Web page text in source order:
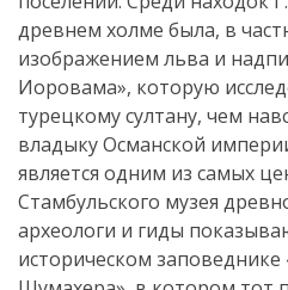
древнем холме была, в
изображением льва и
Иоровама», которую
турецкому султану, чем
владыку Османской
является одним из самых
Стамбульского музея
археологи и гиды
историческом заповеднике